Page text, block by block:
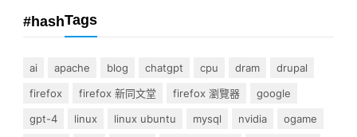
#hashTags
ai apache blog chatgpt cpu dram
drupal
firefox
firefox 新同文堂 firefox 瀏覽器
google
gpt-4
linux linux ubuntu mysql nvidia
ogame